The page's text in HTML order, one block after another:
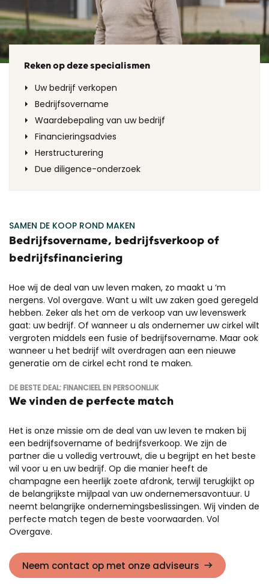
Reken op deze specialismen
Uw bedrijf verkopen
Bedrijfsovername
Waardebepaling van uw bedrijf
Financieringsadvies
Herstructurering
Due diligence-onderzoek
SAMEN DE KOOP ROND MAKEN
Bedrijfsovername, bedrijfsverkoop of
bedrijfsfinanciering
Hoe wij de deal van uw leven maken, zo maakt u ‘m
nergens. Vol overgave. Want u wilt uw zaken goed geregeld
hebben. Zeker als het om de verkoop van uw levenswerk
gaat: uw bedrijf. Of wanneer u als ondernemer uw cirkel wilt
vergroten middels een fusie of bedrijfsovername. Maar ook
wanneer u het bedrijf wilt overdragen aan een nieuwe
generatie om de cirkel echt rond te maken.
DE BESTE DEAL: FINANCIEEL EN PERSOONLIJK
We vinden de perfecte match
Het is onze missie om de deal van uw leven te maken bij
een bedrijfsovername of bedrijfsverkoop. We zijn de
partner die u volledig vertrouwt, die u begrijpt en het beste
wil voor u en uw bedrijf. Op die manier heeft de
champagne een heerlijk zoete afdronk, terwijl terugkijkt op
de belangrijkste mijlpaal van uw ondernemersavontuur. U
neemt belangrijke ondernemingsbeslissingen. Wij vinden de
perfecte match tegen de beste voorwaarden. Vol
Overgave.
Neem contact op met onze adviseurs